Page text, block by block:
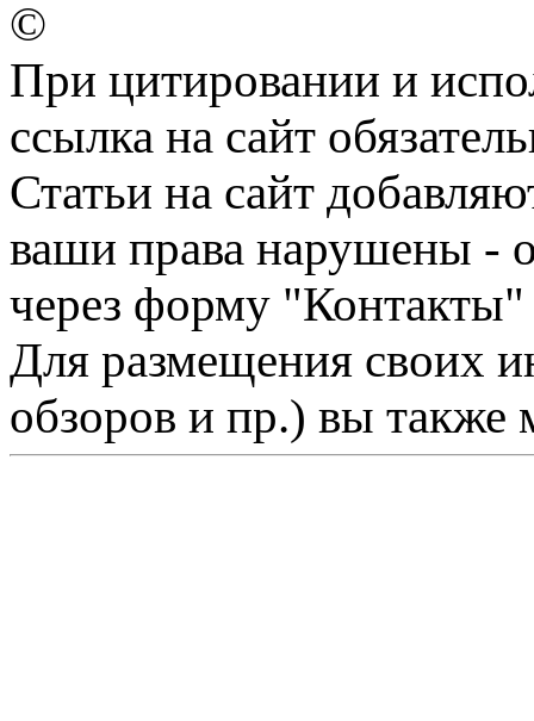
©
При цитировании и
ссылка на сайт
Статьи на сайт
ваши права нарушены -
через форму "Контакты"
Для размещения своих
обзоров и пр.) вы также